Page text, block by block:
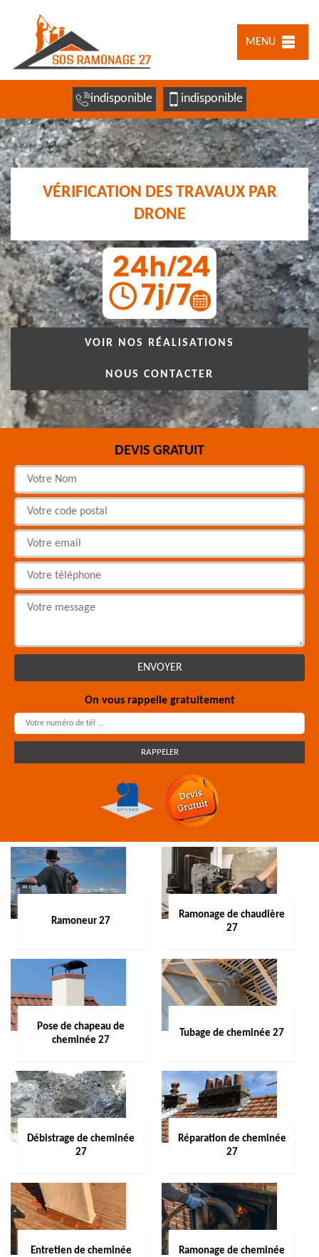
MENU
indisponible indisponible
VÉRIFICATION DES TRAVAUX PAR
DRONE
VOIR NOS RÉALISATIONS
NOUS CONTACTER
DEVIS GRATUIT
On vous rappelle gratuitement
Ramoneur 27
Ramonage de chaudière
27
Pose de chapeau de
cheminée 27
Tubage de cheminée 27
Débistrage de cheminée
27
Réparation de cheminée
27
Entretien de cheminée
Ramonage de cheminée